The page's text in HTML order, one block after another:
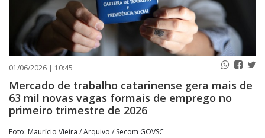
01/06/2026 | 10:45
Mercado de trabalho catarinense gera mais de
63 mil novas vagas formais de emprego no
primeiro trimestre de 2026
Foto: Maurício Vieira / Arquivo / Secom GOVSC